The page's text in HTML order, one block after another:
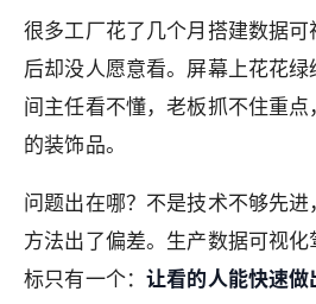
很多工厂花了几个月搭建数据
后却没人愿意看。屏幕上花花
间主任看不懂，老板抓不住重
的装饰品。
问题出在哪？不是技术不够先
方法出了偏差。生产数据可视化
标只有一个：让看的人能快速做